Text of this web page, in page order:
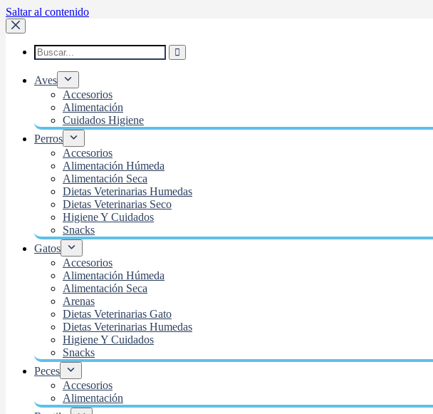
Saltar al contenido
Aves
Accesorios
Alimentación
Cuidados Higiene
Perros
Accesorios
Alimentación Húmeda
Alimentación Seca
Dietas Veterinarias Humedas
Dietas Veterinarias Seco
Higiene Y Cuidados
Snacks
Gatos
Accesorios
Alimentación Húmeda
Alimentación Seca
Arenas
Dietas Veterinarias Gato
Dietas Veterinarias Humedas
Higiene Y Cuidados
Snacks
Peces
Accesorios
Alimentación